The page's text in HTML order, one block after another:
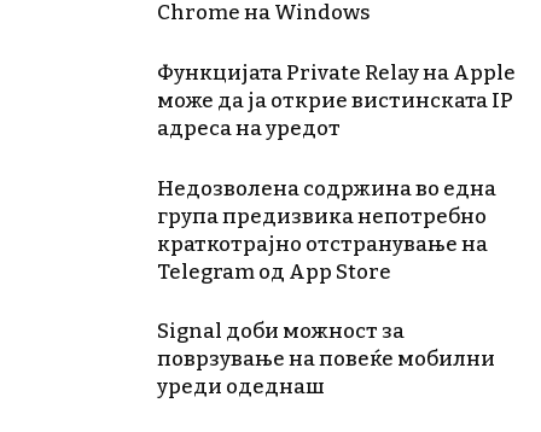
Chrome на Windows
Функцијата Private Relay на Apple
може да ја открие вистинската IP
адреса на уредот
Недозволена содржина во една
група предизвика непотребно
краткотрајно отстранување на
Telegram од App Store
Signal доби можност за
поврзување на повеќе мобилни
уреди одеднаш